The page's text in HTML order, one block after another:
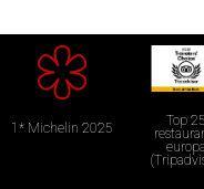
1* Michelin 2025
Top 25
europa